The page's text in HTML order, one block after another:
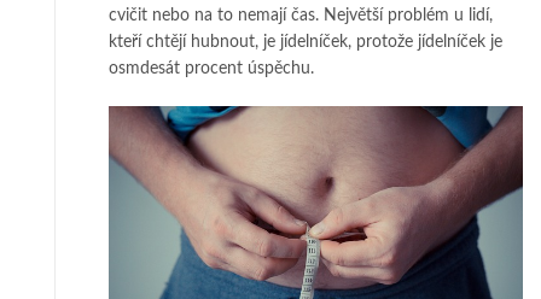
cvičit nebo na to nemají čas. Největší problém u lidí,
kteří chtějí hubnout, je jídelníček, protože jídelníček je
osmdesát procent úspěchu.